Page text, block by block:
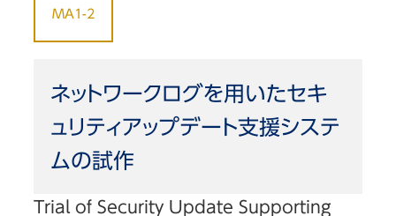
MA1-2
ネットワークログを用いたセキ
ュリティアップデート支援システ
ムの試作
Trial of Security Update Supporting